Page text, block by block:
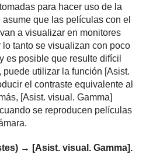
para hacer uso de la
que las películas con el
a visualizar en monitores
tanto se visualizan con poco
es posible que resulte difícil
utilizar la función [Asist.
el contraste equivalente al
[Asist. visual. Gamma]
se reproducen películas
) → [Asist. visual. Gamma].